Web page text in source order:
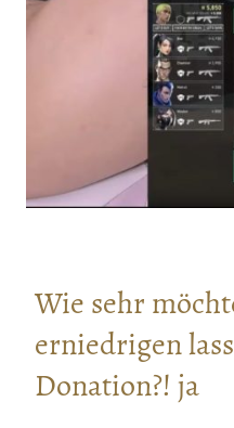
Wie sehr
erniedrigen
Donation?! ja